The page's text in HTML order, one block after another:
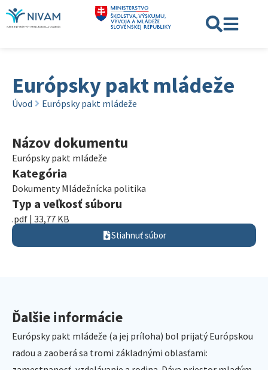
Európsky pakt mládeže
Úvod Európsky pakt mládeže
Názov dokumentu
Európsky pakt mládeže
Kategória
Dokumenty Mládežnícka politika
Typ a veľkosť súboru
.pdf | 33,77 KB
Stiahnuť súbor
Ďalšie informácie
Európsky pakt mládeže (a jej príloha) bol prijatý Európskou
radou a zaoberá sa tromi základnými oblasťami: